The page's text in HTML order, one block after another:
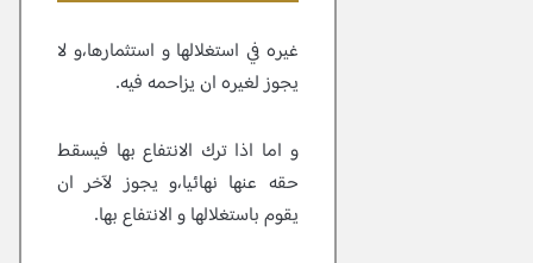
غيره في استغلالها و استثمارها،و لا
يجوز لغيره ان يزاحمه فيه.
و اما اذا ترك الانتفاع بها فيسقط
حقه عنها نهائيا،و يجوز لآخر ان
يقوم باستغلالها و الانتفاع بها.